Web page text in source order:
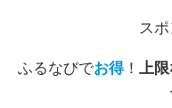
ス
ふるなびでお得！ 上限